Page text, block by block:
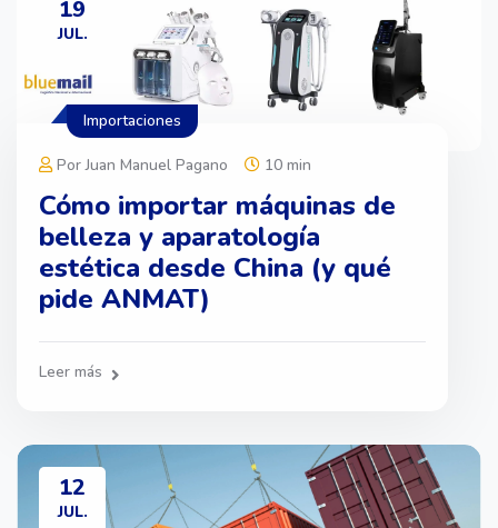
19
JUL.
Por Juan Manuel Pagano 10 min
Cómo importar máquinas de
belleza y aparatología
estética desde China (y qué
pide ANMAT)
Leer más
Importaciones
12
JUL.